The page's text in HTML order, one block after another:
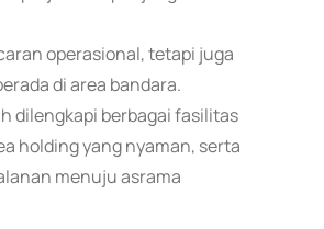
operasional, tetapi juga
di area bandara.
dilengkapi berbagai fasilitas
holding yang nyaman, serta
menuju asrama